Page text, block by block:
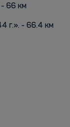
- 66 км
г.». - 66.4 км